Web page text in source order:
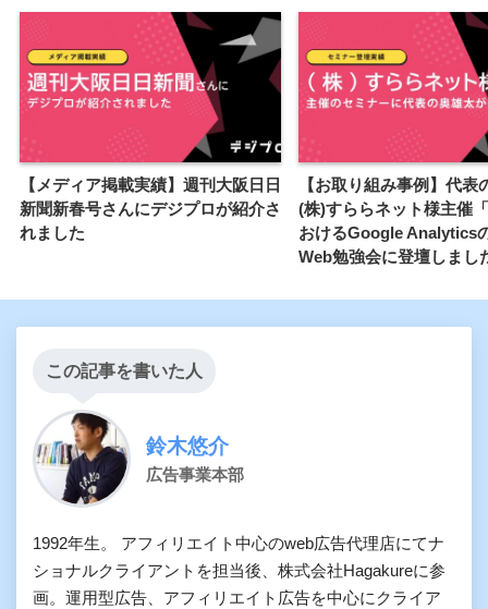
【メディア掲載実績】週刊大阪日日
新聞新春号さんにデジプロが紹介さ
れました
【お取り組み事例】代表
(株)すららネット様主催
おけるGoogle Analytics
Web勉強会に登壇しまし
この記事を書いた人
鈴木悠介
広告事業本部
1992年生。 アフィリエイト中心のweb広告代理店にてナ
ショナルクライアントを担当後、株式会社Hagakureに参
画。運用型広告、アフィリエイト広告を中心にクライア